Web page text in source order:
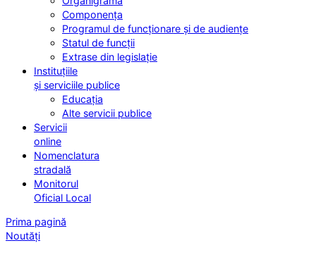
Componența
Programul de funcționare și de audiențe
Statul de funcții
Extrase din legislație
Instituțiile
și serviciile publice
Educația
Alte servicii publice
Servicii
online
Nomenclatura
stradală
Monitorul
Oficial Local
Prima pagină
Noutăți